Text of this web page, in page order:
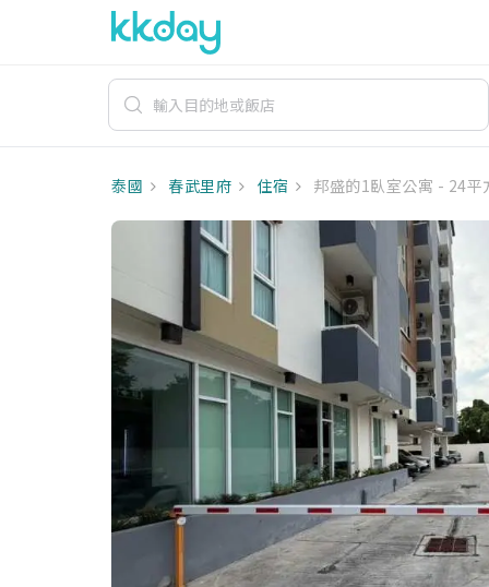
泰國 春武里府 住宿 邦盛的1臥室公寓 - 24